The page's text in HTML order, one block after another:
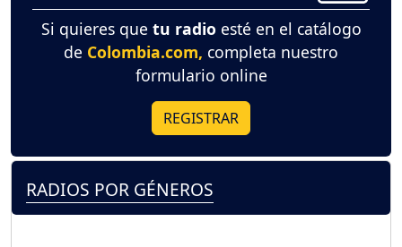
Si quieres que tu radio esté en el catálogo
de Colombia.com, completa nuestro
formulario online
REGISTRAR
RADIOS POR GÉNEROS